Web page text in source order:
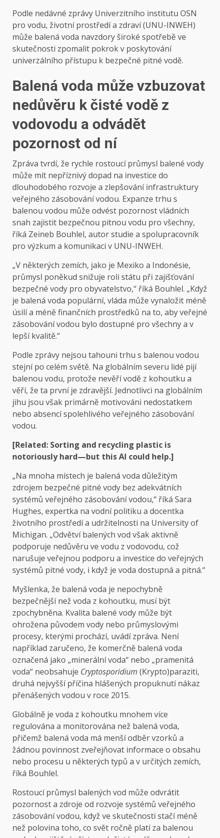
Podle nedávné zprávy Univerzitního institutu OSN
pro vodu, životní prostředí a zdraví (UNU-INWEH)
může balená voda navzdory široké spotřebě ve
skutečnosti zpomalit pokrok v poskytování
univerzálního přístupu k bezpečné pitné vodě.
Balená voda může vzbuzovat
nedůvěru k čisté vodě z
vodovodu a odvádět
pozornost od ní
Zpráva tvrdí, že rychle rostoucí průmysl balené vody
může mít nepříznivý dopad na investice do
dlouhodobého rozvoje a zlepšování infrastruktury
veřejného zásobování vodou. Expanze trhu s
balenou vodou může odvést pozornost vládních
snah zajistit bezpečnou pitnou vodu pro všechny,
říká Zeineb Bouhlel, autor studie a spolupracovník
pro výzkum a komunikaci v UNU-INWEH.
„V některých zemích, jako je Mexiko a Indonésie,
průmysl poněkud snižuje roli státu při zajišťování
bezpečné vody pro obyvatelstvo,“ říká Bouhlel. „Když
je balená voda populární, vláda může vynaložit méně
úsilí a méně finančních prostředků na to, aby veřejné
zásobování vodou bylo dostupné pro všechny a v
lepší kvalitě.“
Podle zprávy nejsou tahouni trhu s balenou vodou
stejní po celém světě. Na globálním severu lidé pijí
balenou vodu, protože nevěří vodě z kohoutku a
věří, že ta první je zdravější. Jednotlivci na globálním
jihu jsou však primárně motivováni nedostatkem
nebo absencí spolehlivého veřejného zásobování
vodou.
[Related: Sorting and recycling plastic is
notoriously hard—but this AI could help.]
„Na mnoha místech je balená voda důležitým
zdrojem bezpečné pitné vody bez adekvátních
systémů veřejného zásobování vodou,“ říká Sara
Hughes, expertka na vodní politiku a docentka
životního prostředí a udržitelnosti na University of
Michigan. „Odvětví balených vod však aktivně
podporuje nedůvěru ve vodu z vodovodu, což
narušuje veřejnou podporu a investice do veřejných
systémů pitné vody, i když je voda dostupná a pitná.“
Myšlenka, že balená voda je nepochybně
bezpečnější než voda z kohoutku, musí být
zpochybněna. Kvalita balené vody může být
ohrožena původem vody nebo průmyslovými
procesy, kterými prochází, uvádí zpráva. Není
například zaručeno, že komerčně balená voda
označená jako „minerální voda“ nebo „pramenitá
voda“ neobsahuje Cryptosporidium (Krypto)paraziti,
druhá nejvyšší příčina hlášených propuknutí nákaz
přenášených vodou v roce 2015.
Globálně je voda z kohoutku mnohem více
regulována a monitorována než balená voda,
přičemž balená voda má menší odběr vzorků a
žádnou povinnost zveřejňovat informace o obsahu
nebo procesu u některých typů a v určitých zemích,
říká Bouhlel.
Rostoucí průmysl balených vod může odvrátit
pozornost a zdroje od rozvoje systémů veřejného
zásobování vodou, když ve skutečnosti stačí méně
než polovina toho, co svět ročně platí za balenou